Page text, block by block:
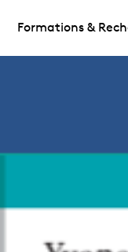
Formations &